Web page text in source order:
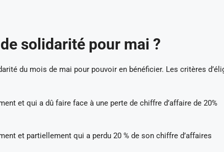
solidarité pour mai ?
du mois de mai pour pouvoir en bénéficier. Les critères
et qui a dû faire face à une perte de chiffre d’affaire de 20%
et partiellement qui a perdu 20 % de son chiffre d’affaires